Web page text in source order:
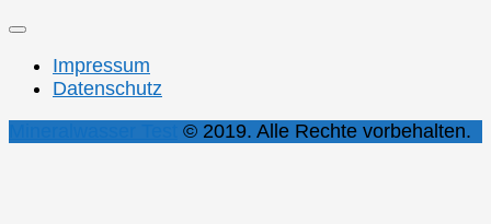
Impressum
Datenschutz
© 2019. Alle Rechte vorbehalten.